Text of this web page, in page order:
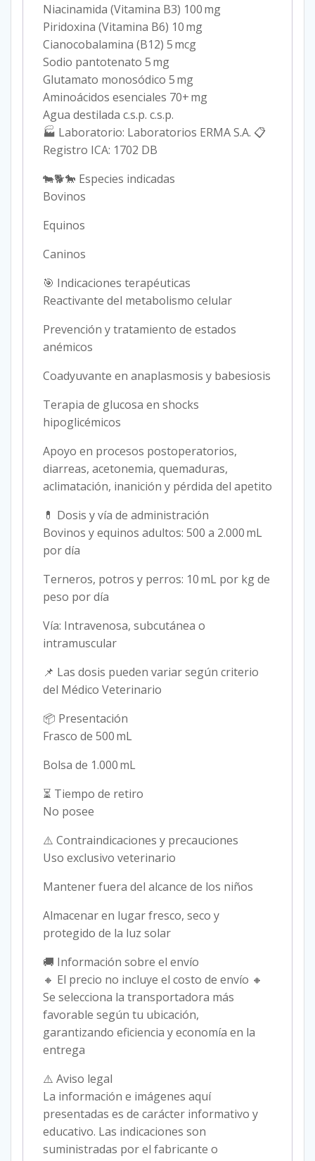
Niacinamida (Vitamina B3) 100 mg
Piridoxina (Vitamina B6) 10 mg
Cianocobalamina (B12) 5 mcg
Sodio pantotenato 5 mg
Glutamato monosódico 5 mg
Aminoácidos esenciales 70+ mg
Agua destilada c.s.p. c.s.p.
🏭 Laboratorio: Laboratorios ERMA S.A. 📋
Registro ICA: 1702 DB
🐄🐕🐎 Especies indicadas
Bovinos
Equinos
Caninos
🎯 Indicaciones terapéuticas
Reactivante del metabolismo celular
Prevención y tratamiento de estados
anémicos
Coadyuvante en anaplasmosis y babesiosis
Terapia de glucosa en shocks
hipoglicémicos
Apoyo en procesos postoperatorios,
diarreas, acetonemia, quemaduras,
aclimatación, inanición y pérdida del apetito
💊 Dosis y vía de administración
Bovinos y equinos adultos: 500 a 2.000 mL
por día
Terneros, potros y perros: 10 mL por kg de
peso por día
Vía: Intravenosa, subcutánea o
intramuscular
📌 Las dosis pueden variar según criterio
del Médico Veterinario
📦 Presentación
Frasco de 500 mL
Bolsa de 1.000 mL
⏳ Tiempo de retiro
No posee
⚠️ Contraindicaciones y precauciones
Uso exclusivo veterinario
Mantener fuera del alcance de los niños
Almacenar en lugar fresco, seco y
protegido de la luz solar
🚚 Información sobre el envío
🔸 El precio no incluye el costo de envío 🔸
Se selecciona la transportadora más
favorable según tu ubicación,
garantizando eficiencia y economía en la
entrega
⚠️ Aviso legal
La información e imágenes aquí
presentadas es de carácter informativo y
educativo. Las indicaciones son
suministradas por el fabricante o